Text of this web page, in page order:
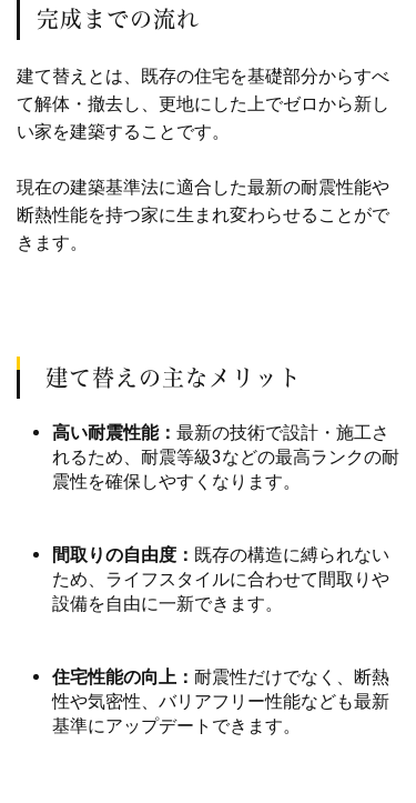
完成までの流れ
建て替えとは、既存の住宅を基礎部分からすべ
て解体・撤去し、更地にした上でゼロから新し
い家を建築することです。
現在の建築基準法に適合した最新の耐震性能や
断熱性能を持つ家に生まれ変わらせることがで
きます。
建て替えの主なメリット
高い耐震性能： 最新の技術で設計・施工さ
れるため、耐震等級3などの最高ランクの耐
震性を確保しやすくなります。
間取りの自由度： 既存の構造に縛られない
ため、ライフスタイルに合わせて間取りや
設備を自由に一新できます。
住宅性能の向上： 耐震性だけでなく、断熱
性や気密性、バリアフリー性能なども最新
基準にアップデートできます。